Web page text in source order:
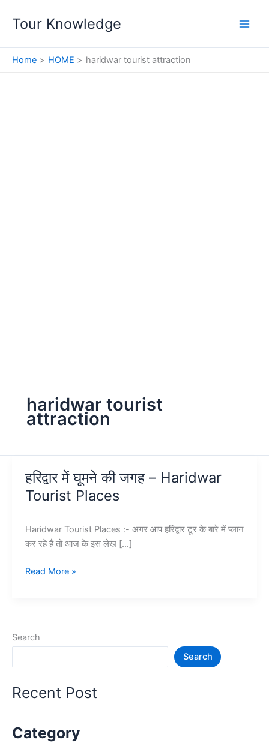
Tour Knowledge
Home HOME haridwar tourist attraction
haridwar tourist
attraction
हरिद्वार में घूमने की जगह – Haridwar
Tourist Places
Haridwar Tourist Places :- अगर आप हरिद्वार टूर के बारे में प्लान
कर रहे हैं तो आज के इस लेख […]
हरिद्वार
–
Read More »
Search
Search
Recent Post
Category